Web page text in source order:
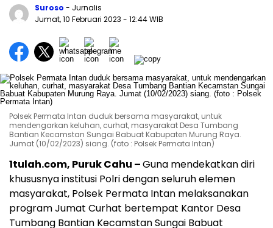
Suroso - Jurnalis
Jumat, 10 Februari 2023 - 12:44 WIB
Polsek Permata Intan duduk bersama masyarakat, untuk
mendengarkan keluhan, curhat, masyarakat Desa Tumbang
Bantian Kecamstan Sungai Babuat Kabupaten Murung Raya.
Jumat (10/02/2023) siang. (foto : Polsek Permata Intan)
1tulah.com, Puruk Cahu –Guna mendekatkan diri
khususnya institusi Polri dengan seluruh elemen
masyarakat, Polsek Permata Intan melaksanakan
program Jumat Curhat bertempat Kantor Desa
Tumbang Bantian Kecamstan Sungai Babuat